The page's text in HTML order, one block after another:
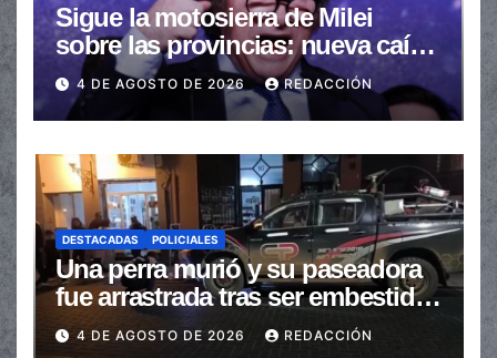
Sigue la motosierra de Milei
sobre las provincias: nueva caída
de las transferencias no
automáticas
4 DE AGOSTO DE 2026 REDACCIÓN
DESTACADAS POLICIALES
Una perra murió y su paseadora
fue arrastrada tras ser embestidas
en la senda peatonal
4 DE AGOSTO DE 2026 REDACCIÓN